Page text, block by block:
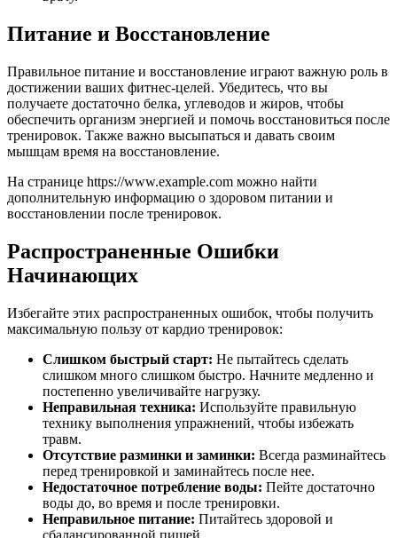
Питание и Восстановление
Правильное питание и восстановление играют важную роль в
достижении ваших фитнес-целей. Убедитесь, что вы
получаете достаточно белка, углеводов и жиров, чтобы
обеспечить организм энергией и помочь восстановиться после
тренировок. Также важно высыпаться и давать своим
мышцам время на восстановление.
На странице https://www.example.com можно найти
дополнительную информацию о здоровом питании и
восстановлении после тренировок.
Распространенные Ошибки
Начинающих
Избегайте этих распространенных ошибок, чтобы получить
максимальную пользу от кардио тренировок:
Слишком быстрый старт: Не пытайтесь сделать
слишком много слишком быстро. Начните медленно и
постепенно увеличивайте нагрузку.
Неправильная техника: Используйте правильную
технику выполнения упражнений, чтобы избежать
травм.
Отсутствие разминки и заминки: Всегда разминайтесь
перед тренировкой и заминайтесь после нее.
Недостаточное потребление воды: Пейте достаточно
воды до, во время и после тренировки.
Неправильное питание: Питайтесь здоровой и
сбалансированной пищей.